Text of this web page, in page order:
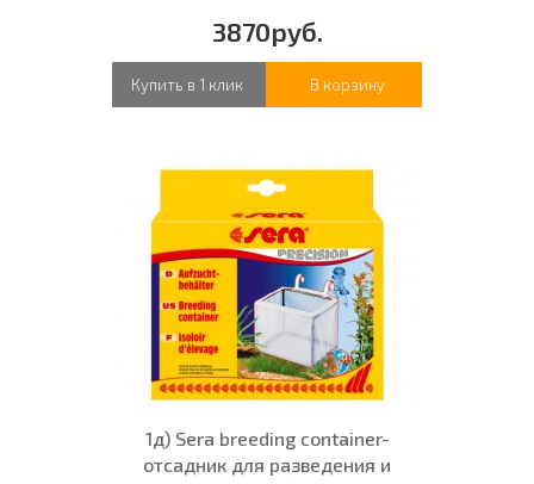
3870руб.
Купить в 1 клик В корзину
1д) Sera breeding container-
отсадник для разведения и